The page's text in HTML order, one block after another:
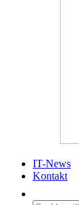
IT-News
Kontakt